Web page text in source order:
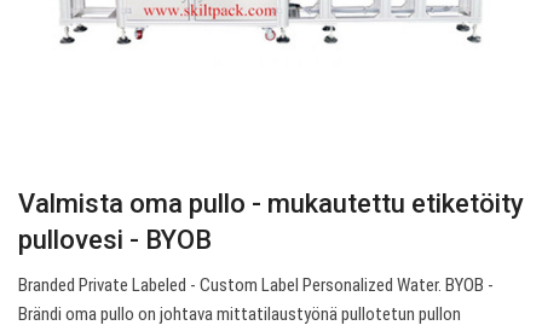
Valmista oma pullo - mukautettu etiketöity
pullovesi - BYOB
Branded Private Labeled - Custom Label Personalized Water. BYOB -
Brändi oma pullo on johtava mittatilaustyönä pullotetun pullon